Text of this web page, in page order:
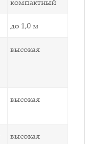
до 1,0 м
высокая
высокая
высокая